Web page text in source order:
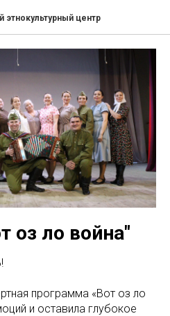
центр
оз ло война"
программа «Вот оз ло
и оставила глубокое